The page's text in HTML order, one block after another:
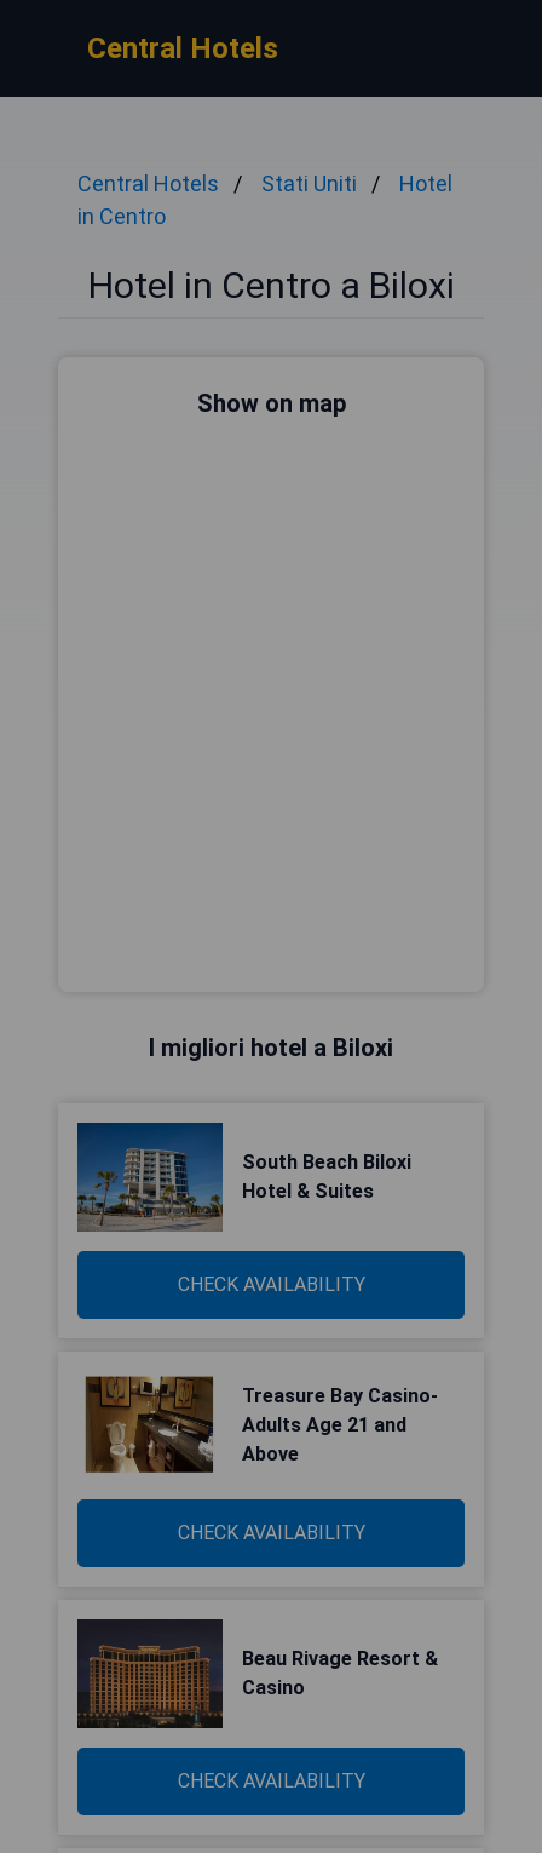
Central Hotels
Central Hotels Stati Uniti
Hotel
in Centro
Hotel in Centro a Biloxi
Show on map
I migliori hotel a Biloxi
South Beach Biloxi
Hotel & Suites
CHECK AVAILABILITY
Treasure Bay Casino-
Adults Age 21 and
Above
CHECK AVAILABILITY
Beau Rivage Resort &
Casino
CHECK AVAILABILITY